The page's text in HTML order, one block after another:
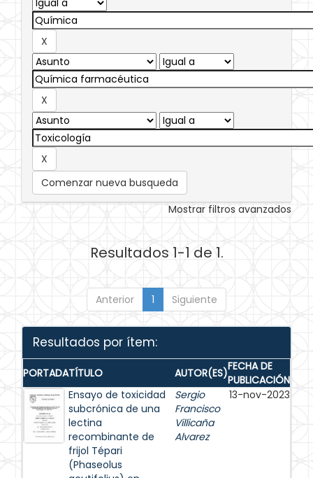
Comenzar nueva busqueda
Mostrar filtros avanzados
Resultados 1-1 de 1.
Anterior 1 Siguiente
Resultados por ítem:
PORTADATÍTULO AUTOR(ES)FECHA DE
PUBLICACIÓN
Ensayo de toxicidad
subcrónica de una
lectina
recombinante de
frijol Tépari
(Phaseolus
Sergio
Francisco
Villicaña
Alvarez
13-nov-2023